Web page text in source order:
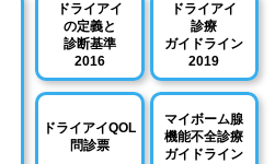
ドライアイ
の定義と
診断基準
2016
ドライアイ
診療
ガイドライン
2019
ドライアイQOL
問診票
マイボーム腺
機能不全診療
ガイドライン